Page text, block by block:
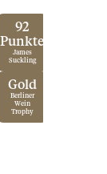
92
Punkte
James
Suckling
Gold
Berliner
Wein
Trophy